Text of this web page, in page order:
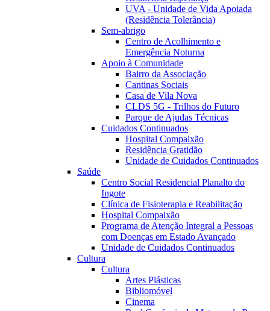
UVA - Unidade de Vida Apoiada
(Residência Tolerância)
Sem-abrigo
Centro de Acolhimento e
Emergência Noturna
Apoio à Comunidade
Bairro da Associação
Cantinas Sociais
Casa de Vila Nova
CLDS 5G - Trilhos do Futuro
Parque de Ajudas Técnicas
Cuidados Continuados
Hospital Compaixão
Residência Gratidão
Unidade de Cuidados Continuados
Saúde
Centro Social Residencial Planalto do
Ingote
Clínica de Fisioterapia e Reabilitação
Hospital Compaixão
Programa de Atenção Integral a Pessoas
com Doenças em Estado Avançado
Unidade de Cuidados Continuados
Cultura
Cultura
Artes Plásticas
Bibliomóvel
Cinema